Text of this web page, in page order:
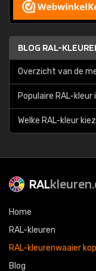
BLOG RAL-
Overzicht van de
Populaire RAL-
Welke RAL-kleur
RAL
Home
RAL-kleuren
RAL-kleurenwaaier
Blog